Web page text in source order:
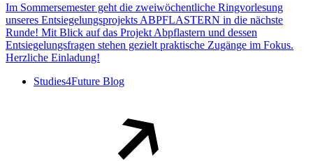
Im Sommersemester geht die zweiwöchentliche Ringvorlesung
unseres Entsiegelungsprojekts ABPFLASTERN in die nächste
Runde! Mit Blick auf das Projekt Abpflastern und dessen
Entsiegelungsfragen stehen gezielt praktische Zugänge im Fokus.
Herzliche Einladung!
Studies4Future Blog